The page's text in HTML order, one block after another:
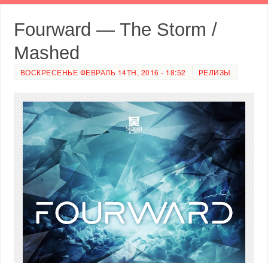
Fourward — The Storm /
Mashed
ВОСКРЕСЕНЬЕ ФЕВРАЛЬ 14TH, 2016 - 18:52 РЕЛИЗЫ